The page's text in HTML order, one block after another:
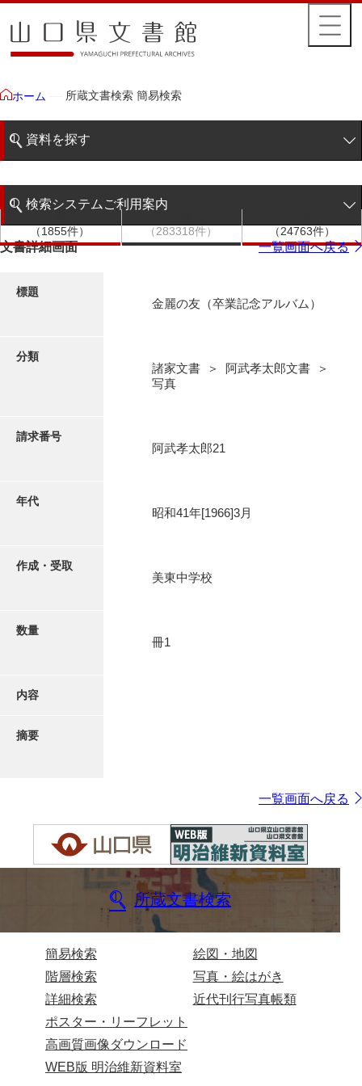
ホーム 所蔵文書検索 簡易検索
資料を探す
階層検索
写真・絵はがき
検索システムご利用案内
検索システムの利用について
（1855件）
（283318件）
（24763件）
文書詳細画面 一覧画面へ戻る
標題
金麗の友（卒業記念アルバム）
分類
諸家文書 ＞ 阿武孝太郎文書 ＞
写真
請求番号
阿武孝太郎21
年代
昭和41年[1966]3月
作成・受取
美東中学校
数量
冊1
内容
摘要
一覧画面へ戻る
所蔵文書検索
簡易検索
階層検索
詳細検索
絵図・地図
写真・絵はがき
近代刊行写真帳類
ポスター・リーフレット
高画質画像ダウンロード
WEB版 明治維新資料室